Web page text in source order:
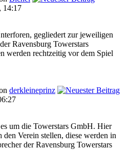
14:17
gegliedert zur jeweiligen
Ravensburg Towerstars
werden rechtzeitig vor dem Spiel
derkleineprinz
um die Towerstars GmbH. Hier
den Verein stellen, diese werden in
der Ravensburg Towerstars